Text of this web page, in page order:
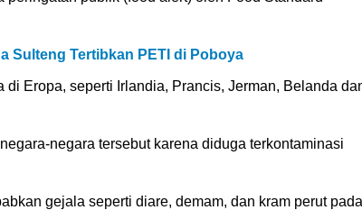
Sulteng Tertibkan PETI di Poboya
Eropa, seperti Irlandia, Prancis, Jerman, Belanda
negara tersebut karena diduga terkontaminasi
gejala seperti diare, demam, dan kram perut pada